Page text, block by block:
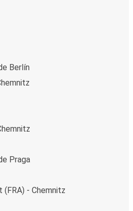
Berlín
Praga
- Chemnitz